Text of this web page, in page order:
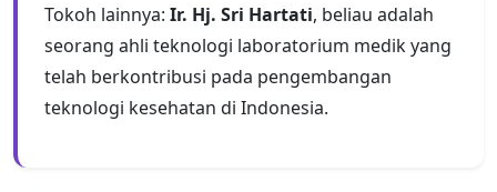
Tokoh lainnya: Ir. Hj. Sri Hartati, beliau adalah
seorang ahli teknologi laboratorium medik yang
telah berkontribusi pada pengembangan
teknologi kesehatan di Indonesia.